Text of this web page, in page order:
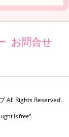
お問合せ
All Rights Reserved.
is free".